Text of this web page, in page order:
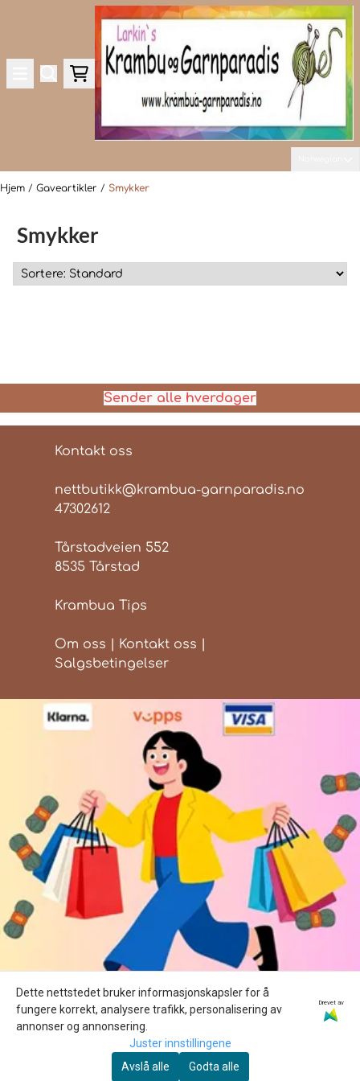
Hopp til innhold
Hjem / Gaveartikler / Smykker
Smykker
Sender alle hverdager
Kontakt oss
nettbutikk@krambua-garnparadis.no
47302612
Tårstadveien 552
8535 Tårstad
Krambua Tips
Om oss Kontakt oss
Salgsbetingelser
Dette nettstedet bruker informasjonskapsler for å
fungere korrekt, analysere trafikk, personalisering av
annonser og annonsering.
Drevet av
Juster innstillingene
Avslå alle
Godta alle